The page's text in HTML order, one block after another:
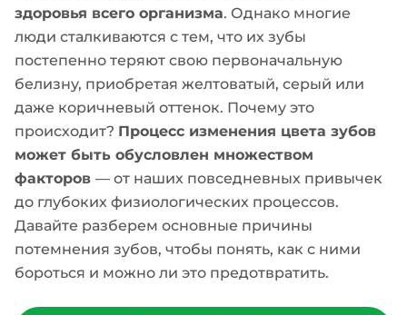
здоровья всего организма. Однако многие
люди сталкиваются с тем, что их зубы
постепенно теряют свою первоначальную
белизну, приобретая желтоватый, серый или
даже коричневый оттенок. Почему это
происходит? Процесс изменения цвета зубов
может быть обусловлен множеством
факторов — от наших повседневных привычек
до глубоких физиологических процессов.
Давайте разберем основные причины
потемнения зубов, чтобы понять, как с ними
бороться и можно ли это предотвратить.